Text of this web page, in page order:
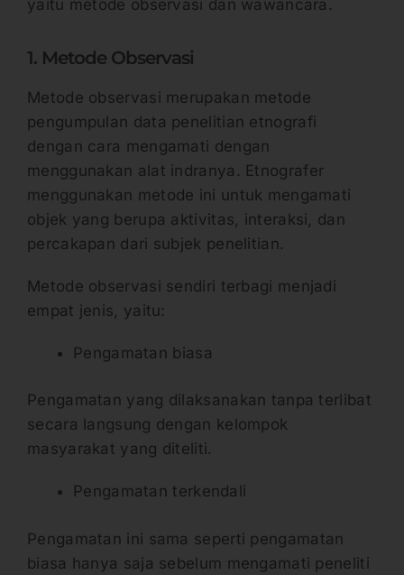
yaitu metode observasi dan wawancara.
1. Metode Observasi
Metode observasi merupakan metode
pengumpulan data penelitian etnografi
dengan cara mengamati dengan
menggunakan alat indranya. Etnografer
menggunakan metode ini untuk mengamati
objek yang berupa aktivitas, interaksi, dan
percakapan dari subjek penelitian.
Metode observasi sendiri terbagi menjadi
empat jenis, yaitu:
Pengamatan biasa
Pengamatan yang dilaksanakan tanpa terlibat
secara langsung dengan kelompok
masyarakat yang diteliti.
Pengamatan terkendali
Pengamatan ini sama seperti pengamatan
biasa hanya saja sebelum mengamati peneliti